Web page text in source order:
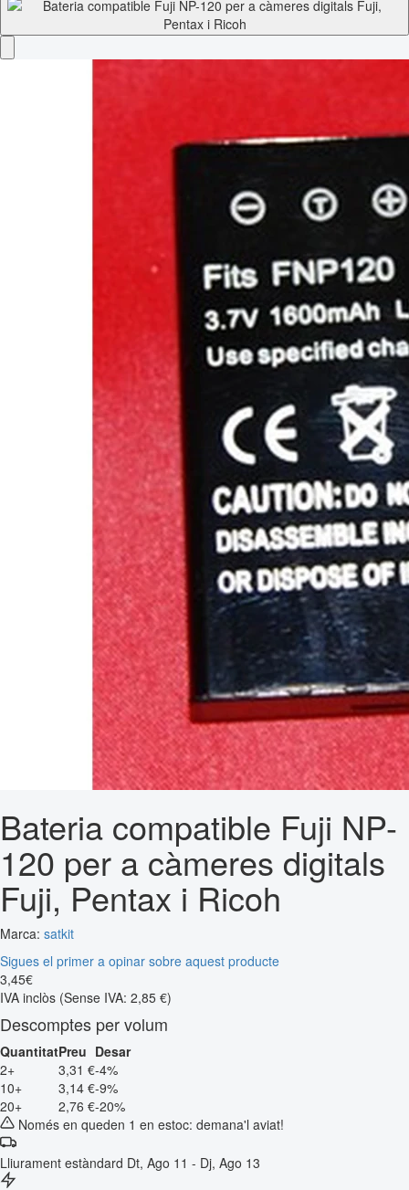
Bateria compatible Fuji NP-
120 per a càmeres digitals
Fuji, Pentax i Ricoh
Marca: satkit
Sigues el primer a opinar sobre aquest producte
3,45€
IVA inclòs (Sense IVA: 2,85 €)
Descomptes per volum
QuantitatPreu Desar
2+
3,31 €-4%
10+
3,14 €-9%
20+
2,76 €-20%
Només en queden 1 en estoc: demana'l aviat!
Lliurament estàndard Dt, Ago 11 - Dj, Ago 13